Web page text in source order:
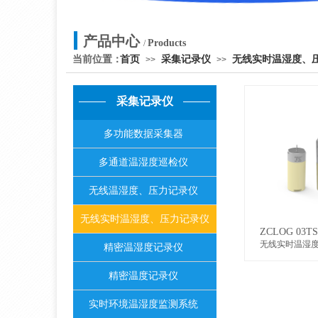
产品中心 /Products
当前位置：首页 >> 采集记录仪 >> 无线实时温湿度、
ZCLOG 03TS
无线实时温湿
采集记录仪
多功能数据采集器
多通道温湿度巡检仪
无线温湿度、压力记录仪
无线实时温湿度、压力记录仪
精密温湿度记录仪
精密温度记录仪
实时环境温湿度监测系统